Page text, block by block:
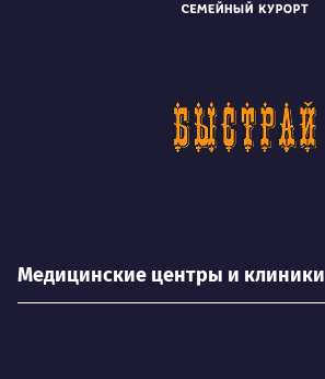
Медицинские центры и клиники